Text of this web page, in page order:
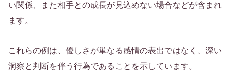
い関係、また相手との成長が見込めない場合などが含まれ
ます。
これらの例は、優しさが単なる感情の表出ではなく、深い
洞察と判断を伴う行為であることを示しています。